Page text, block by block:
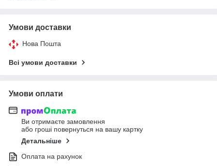
Умови доставки
Нова Пошта
Всі умови доставки
Умови оплати
Ви отримаєте замовлення
або гроші повернуться на вашу картку
Детальніше
Оплата на рахунок